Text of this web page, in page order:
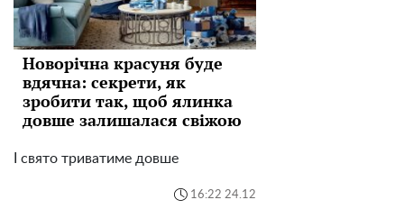
Новорічна красуня буде
вдячна: секрети, як
зробити так, щоб ялинка
довше залишалася свіжою
І свято триватиме довше
16:22 24.12